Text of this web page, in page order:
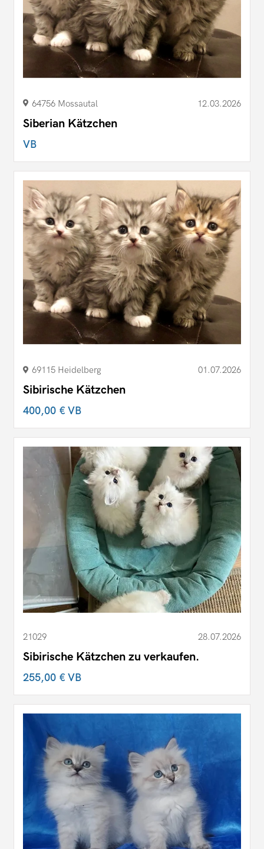
64756 Mossautal 12.03.2026
Siberian Kätzchen
VB
69115 Heidelberg 01.07.2026
Sibirische Kätzchen
400,00 €VB
21029 28.07.2026
Sibirische Kätzchen zu verkaufen.
255,00 €VB